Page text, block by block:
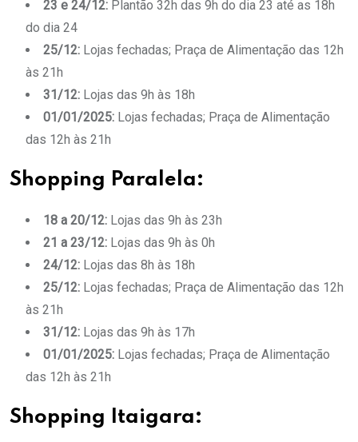
23 e 24/12: Plantão 32h das 9h do dia 23 até as 18h
do dia 24
25/12: Lojas fechadas; Praça de Alimentação das 12h
às 21h
31/12: Lojas das 9h às 18h
01/01/2025: Lojas fechadas; Praça de Alimentação
das 12h às 21h
Shopping Paralela:
18 a 20/12: Lojas das 9h às 23h
21 a 23/12: Lojas das 9h às 0h
24/12: Lojas das 8h às 18h
25/12: Lojas fechadas; Praça de Alimentação das 12h
às 21h
31/12: Lojas das 9h às 17h
01/01/2025: Lojas fechadas; Praça de Alimentação
das 12h às 21h
Shopping Itaigara: